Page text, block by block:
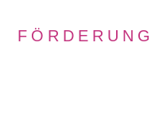
FÖRDERUNG